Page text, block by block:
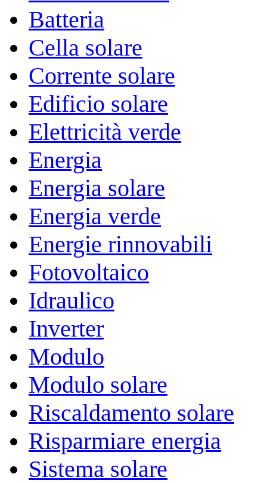
Batteria
Cella solare
Corrente solare
Edificio solare
Elettricità verde
Energia
Energia solare
Energia verde
Energie rinnovabili
Fotovoltaico
Idraulico
Inverter
Modulo
Modulo solare
Riscaldamento solare
Risparmiare energia
Sistema solare